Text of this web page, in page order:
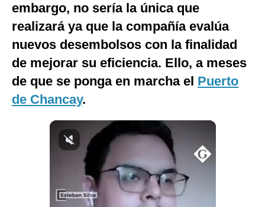
Gestión TV
Videos
Fotogalerías
embargo, no sería la única que
realizará ya que la compañía evalúa
nuevos desembolsos con la finalidad
de mejorar su eficiencia. Ello, a meses
de que se ponga en marcha el Puerto
de Chancay.